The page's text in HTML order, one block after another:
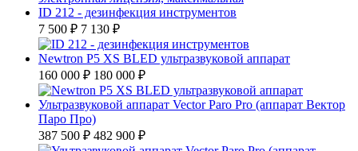
ID 212 - дезинфекция инструментов
7 500 ₽ 7 130 ₽
Newtron P5 XS BLED ультразвуковой аппарат
160 000 ₽ 180 000 ₽
Ультразвуковой аппарат Vector Paro Pro (аппарат Вектор
Паро Про)
387 500 ₽ 482 900 ₽